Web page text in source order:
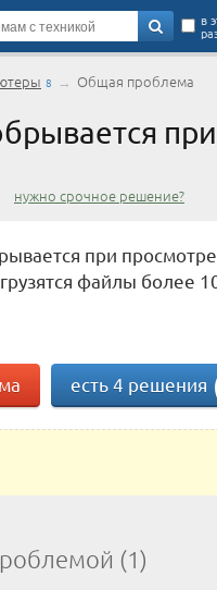
в
8 → Общая проблема
нужно срочное решение?
при
файлы более
есть 4 решения
(1)